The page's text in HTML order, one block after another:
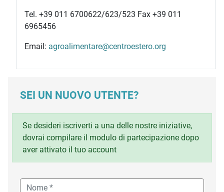
Tel. +39 011 6700622/623/523 Fax +39 011
6965456
Email: agroalimentare@centroestero.org
SEI UN NUOVO UTENTE?
Se desideri iscriverti a una delle nostre iniziative,
dovrai compilare il modulo di partecipazione dopo
aver attivato il tuo account